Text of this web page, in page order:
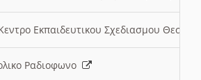
Εκπαιδευτικου Σχεδιασμου
Ραδιοφωνο